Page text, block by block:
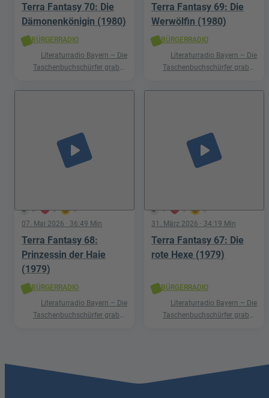
Terra Fantasy 70: Die
Dämonenkönigin (1980)
BÜRGERRADIO
Literaturradio Bayern – Die
Taschenbuchschürfer graben
Phantastik
Terra Fantasy 69: Die
Werwölfin (1980)
BÜRGERRADIO
Literaturradio Bayern – Die
Taschenbuchschürfer graben
Phantastik
0 0 0
play_arrow
07. Mai 2026 · 36:49 Min
Terra Fantasy 68:
Prinzessin der Haie
(1979)
BÜRGERRADIO
Literaturradio Bayern – Die
Taschenbuchschürfer graben
4 0 0
play_arrow
31. März 2026 · 34:19 Min
Terra Fantasy 67: Die
rote Hexe (1979)
BÜRGERRADIO
Literaturradio Bayern – Die
Taschenbuchschürfer graben